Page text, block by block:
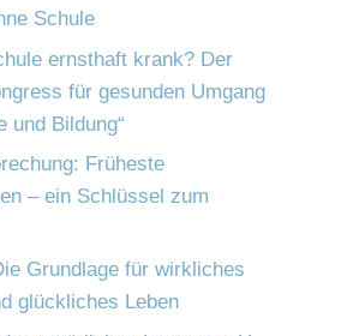
Schule
ernsthaft krank? Der
für gesunden Umgang
und Bildung“
Früheste
– ein Schlüssel zum
Grundlage für wirkliches
glückliches Leben